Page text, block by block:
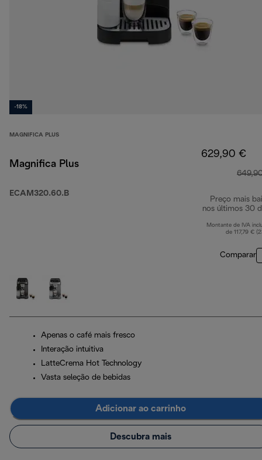
-18%
MAGNIFICA PLUS
Magnifica Plus
ECAM320.60.B
629,90 €
Preço mais
nos últimos 30
Montante de IVA
de 117,79 €
Comparar
Apenas o café mais fresco
Interação intuitiva
LatteCrema Hot Technology
Vasta seleção de bebidas
Adicionar ao carrinho
Descubra mais